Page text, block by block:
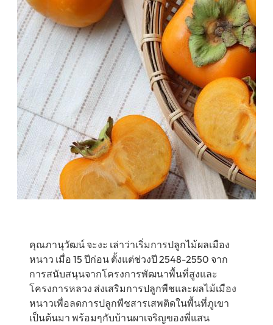
คุณภานุวัฒน์ จะงะ เล่าว่าเริ่มการปลูกไม้ผลเมือง
หนาว เมื่อ 15 ปีก่อน ตั้งแต่ช่วงปี 2548-2550 จาก
การสนับสนุนจากโครงการพัฒนาพื้นที่สูงและ
โครงการหลวง ส่งเสริมการปลูกพืชและผลไม้เมือง
หนาวเพื่อลดการปลูกพืชสารเสพติดในพื้นที่ภูเขา
เป็นต้นมา พร้อมๆกับบ้านผาเจริญของพี่แสน